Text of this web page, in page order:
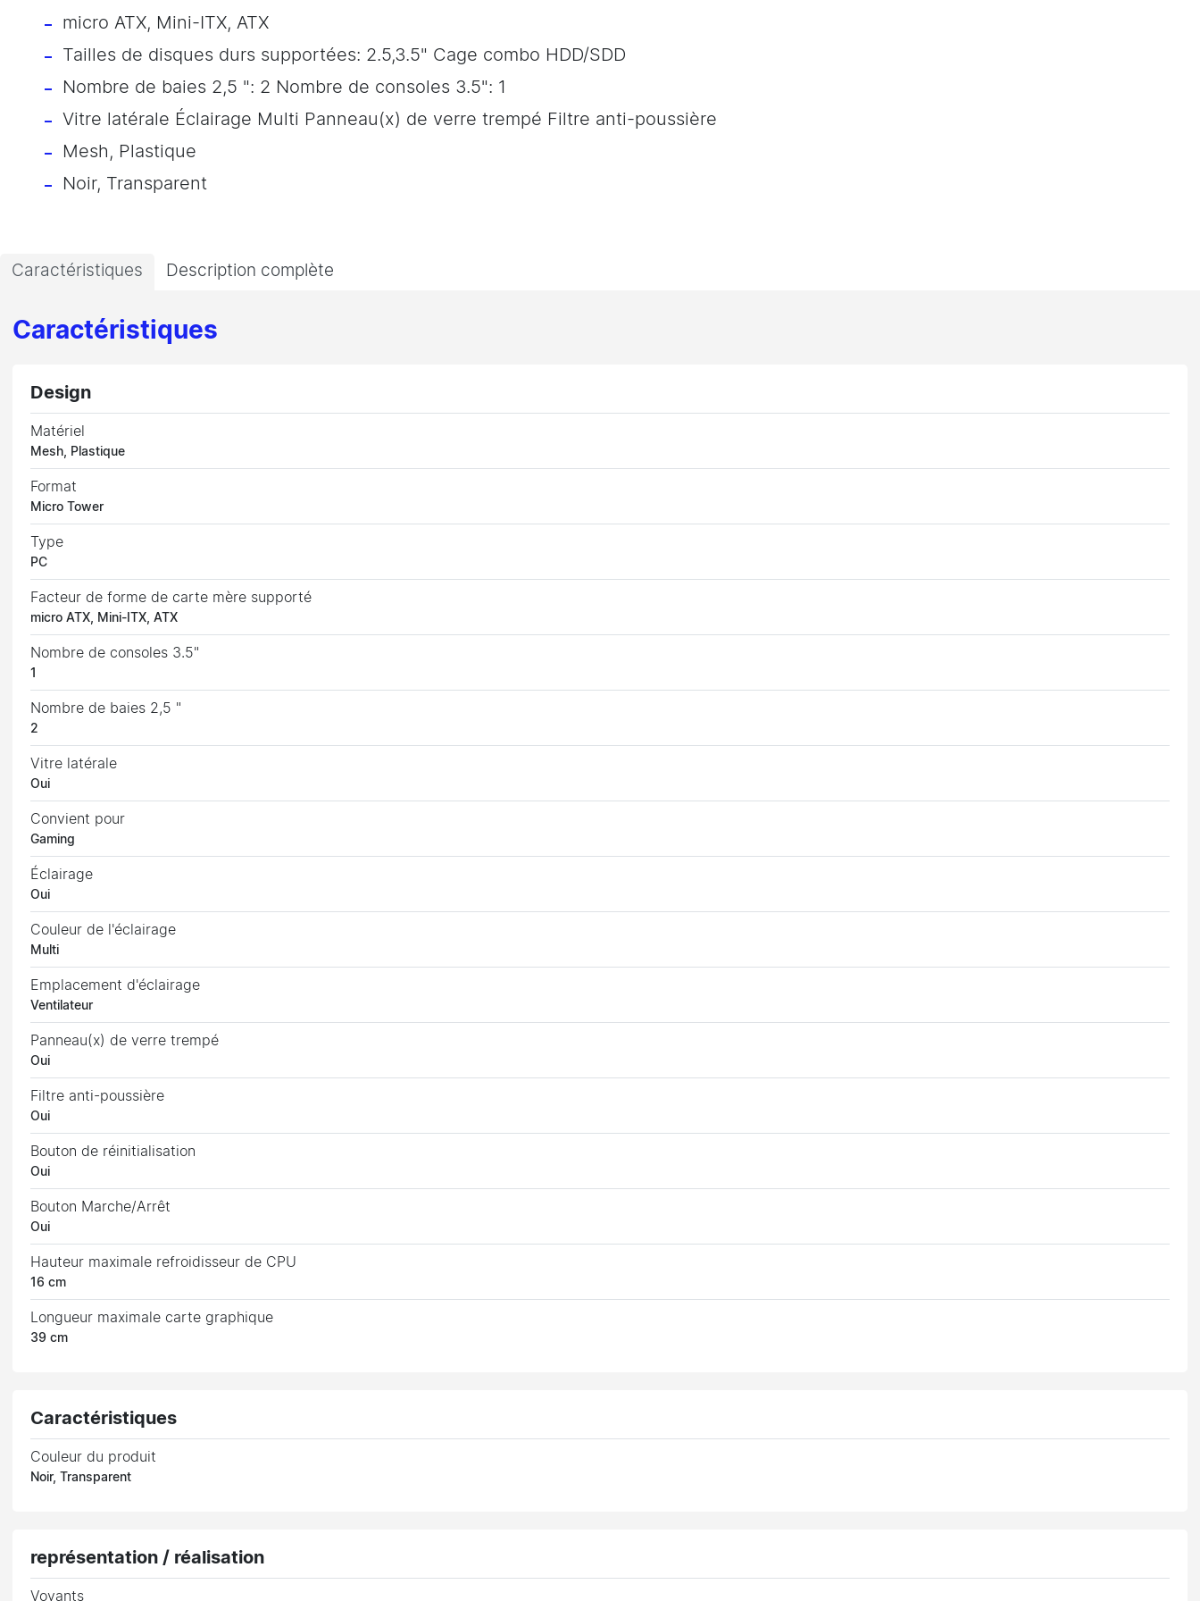
micro ATX, Mini-ITX, ATX
Tailles de disques durs supportées: 2.5,3.5" Cage combo HDD/SDD
Nombre de baies 2,5 ": 2 Nombre de consoles 3.5": 1
Vitre latérale Éclairage Multi Panneau(x) de verre trempé Filtre anti-poussière
Mesh, Plastique
Noir, Transparent
Caractéristiques Description complète
Caractéristiques
Design
Matériel
Mesh, Plastique
Format
Micro Tower
Type
PC
Facteur de forme de carte mère supporté
micro ATX, Mini-ITX, ATX
Nombre de consoles 3.5"
1
Nombre de baies 2,5 "
2
Vitre latérale
Oui
Convient pour
Gaming
Éclairage
Oui
Couleur de l'éclairage
Multi
Emplacement d'éclairage
Ventilateur
Panneau(x) de verre trempé
Oui
Filtre anti-poussière
Oui
Bouton de réinitialisation
Oui
Bouton Marche/Arrêt
Oui
Hauteur maximale refroidisseur de CPU
16 cm
Longueur maximale carte graphique
39 cm
Caractéristiques
Couleur du produit
Noir, Transparent
représentation / réalisation
Voyants